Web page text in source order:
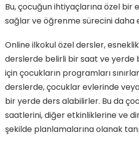
Bu, çocuğun ihtiyaçlarına özel bir
sağlar ve öğrenme sürecini daha
Online ilkokul özel dersler,
derslerde belirli bir saat ve yerde
için çocukların programları
derslerde, çocuklar evlerinde
bir yerde ders alabilirler. Bu da
saatlerini, diğer etkinliklerine ve
şekilde planlamalarına olanak